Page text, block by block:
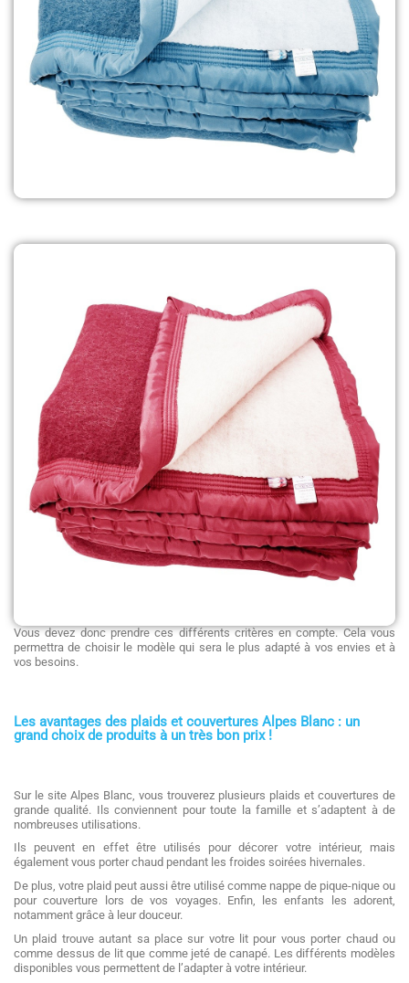
Vous devez donc prendre ces différents critères en compte. Cela vous
permettra de choisir le modèle qui sera le plus adapté à vos envies et à
vos besoins.
Les avantages des plaids et couvertures Alpes Blanc : un
grand choix de produits à un très bon prix !
Sur le site Alpes Blanc, vous trouverez plusieurs plaids et couvertures de
grande qualité. Ils conviennent pour toute la famille et s’adaptent à de
nombreuses utilisations.
Ils peuvent en effet être utilisés pour décorer votre intérieur, mais
également vous porter chaud pendant les froides soirées hivernales.
De plus, votre plaid peut aussi être utilisé comme nappe de pique-nique ou
pour couverture lors de vos voyages. Enfin, les enfants les adorent,
notamment grâce à leur douceur.
Un plaid trouve autant sa place sur votre lit pour vous porter chaud ou
comme dessus de lit que comme jeté de canapé. Les différents modèles
disponibles vous permettent de l’adapter à votre intérieur.